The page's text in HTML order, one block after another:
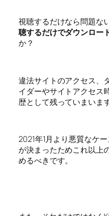
視聴するだけなら問題な
聴するだけでダウンロー
か？
違法サイトのアクセス、
イダーやサイトアクセス
歴として残っていまいます
2021年1月より悪質なケ
が決まったためこれ以上
めるべきです。